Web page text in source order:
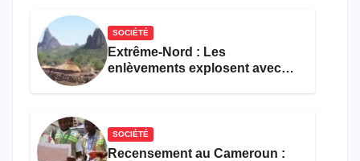
SOCIÉTÉ
Extrême-Nord : Les
enlèvements explosent avec
SOCIÉTÉ
Recensement au Cameroun :